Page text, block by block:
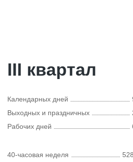
III квартал
Календарных дней
Выходных и праздничных
Рабочих дней
40-часовая неделя